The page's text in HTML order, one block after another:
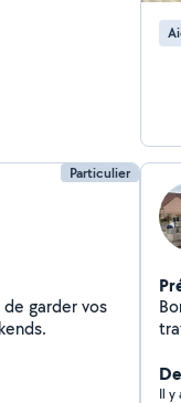
Particulier
Bonjour, Je
Il y